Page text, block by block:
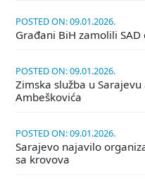
POSTED ON: 09.01.2026.
Građani BiH zamolili
POSTED ON: 09.01.2026.
Zimska služba u
Ambeškovića
POSTED ON: 09.01.2026.
Sarajevo najavilo
sa krovova